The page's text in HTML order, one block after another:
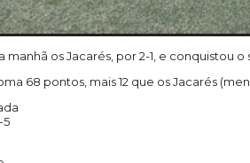
manhã os Jacarés, por 2-1, e
68 pontos, mais 12 que os Jacarés
5